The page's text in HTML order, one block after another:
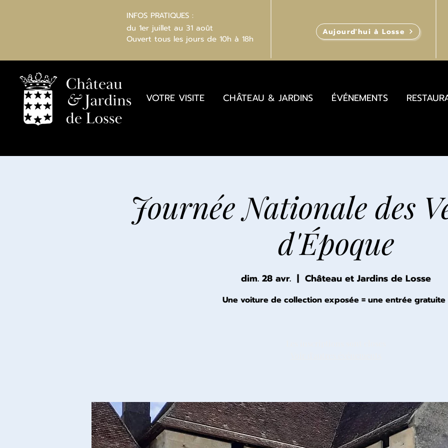
INFOS PRATIQUES :
du 1er juillet au 31 août
Ouvert tous les jours de 10h à 18h
Aujourd'hui à Losse
VOTRE VISITE CHÂTEAU & JARDINS ÉVÉNEMENTS
Journée Nationale des
d'Époque
dim. 28 avr.
  |
Château et Jardins de Losse
Une voiture de collection exposée = une entrée gratuite